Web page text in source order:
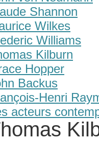
Shannon
Wilkes
Williams
Kilburn
Hopper
Backus
Henri
acteurs